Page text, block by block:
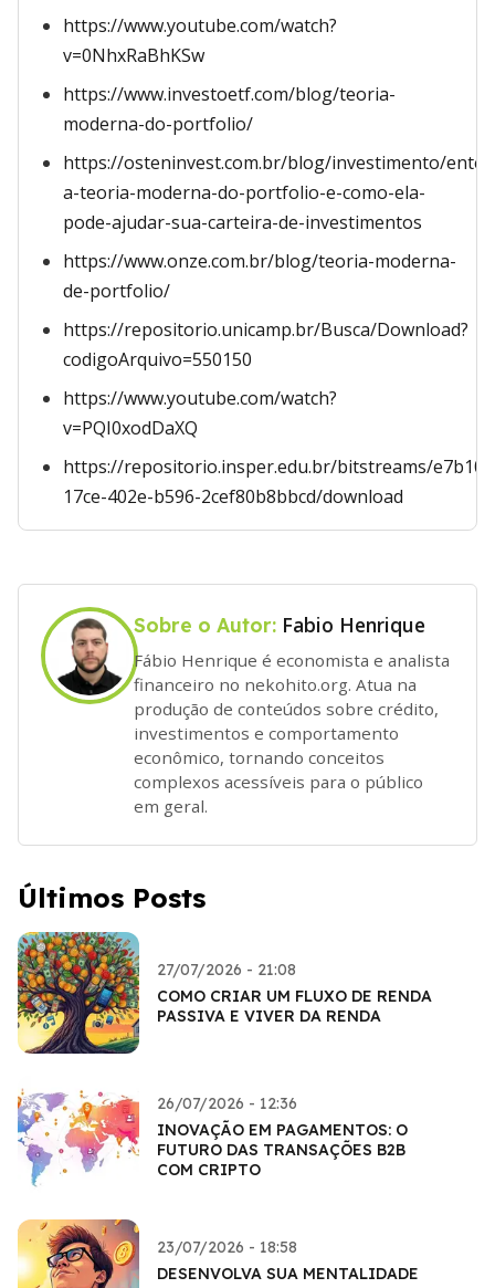
https://www.youtube.com/watch?
v=0NhxRaBhKSw
https://www.investoetf.com/blog/teoria-
moderna-do-portfolio/
https://osteninvest.com.br/blog/investimento/
a-teoria-moderna-do-portfolio-e-como-ela-
pode-ajudar-sua-carteira-de-investimentos
https://www.onze.com.br/blog/teoria-moderna-
de-portfolio/
https://repositorio.unicamp.br/Busca/Download?
codigoArquivo=550150
https://www.youtube.com/watch?
v=PQI0xodDaXQ
https://repositorio.insper.edu.br/bitstreams/
17ce-402e-b596-2cef80b8bbcd/download
Sobre o Autor: Fabio Henrique
Fábio Henrique é economista e analista
financeiro no nekohito.org. Atua na
produção de conteúdos sobre crédito,
investimentos e comportamento
econômico, tornando conceitos
complexos acessíveis para o público
em geral.
Últimos Posts
27/07/2026 - 21:08
COMO CRIAR UM FLUXO DE RENDA
PASSIVA E VIVER DA RENDA
26/07/2026 - 12:36
INOVAÇÃO EM PAGAMENTOS: O
FUTURO DAS TRANSAÇÕES B2B
COM CRIPTO
23/07/2026 - 18:58
DESENVOLVA SUA MENTALIDADE